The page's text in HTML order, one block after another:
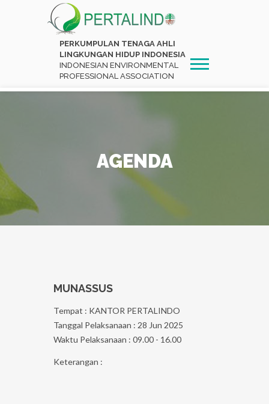
PERKUMPULAN TENAGA AHLI
LINGKUNGAN HIDUP INDONESIA
INDONESIAN ENVIRONMENTAL
PROFESSIONAL ASSOCIATION
AGENDA
MUNASSUS
Tempat : KANTOR PERTALINDO
Tanggal Pelaksanaan : 28 Jun 2025
Waktu Pelaksanaan : 09.00 - 16.00
Keterangan :